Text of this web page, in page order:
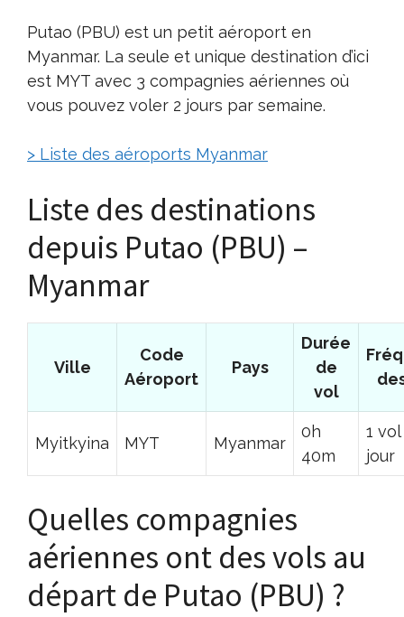
Putao (PBU) est un petit aéroport en
Myanmar. La seule et unique destination d’ici
est MYT avec 3 compagnies aériennes où
vous pouvez voler 2 jours par semaine.
> Liste des aéroports Myanmar
Liste des destinations
depuis Putao (PBU) –
Myanmar
Ville
Code
Aéroport
Pays
Durée
de
vol
Myitkyina MYT Myanmar
0h
40m
1
jour
Quelles compagnies
aériennes ont des vols au
départ de Putao (PBU) ?